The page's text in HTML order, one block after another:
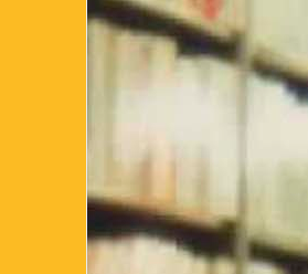
l’Association Culturelle
L’Equipe actuelle
club de lecture – Echecs
Nos suggestions
– 1ère partie